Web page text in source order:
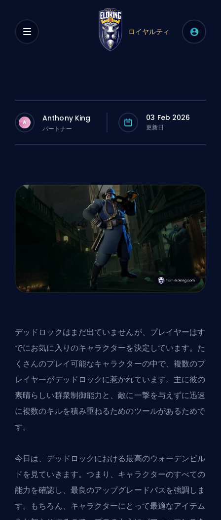
ロイヤルティ
A Anthony King
パートナー
03 Feb 2026
更新日
デッドロックはまだ出ていませんが、プレイヤーはす
でにお気に入りのキャラクターを決定しています。た
くさんのプレイ可能なキャラクターの中で、複数のプ
レイヤーがデッドロックに惹かれています。主に彼の
素晴らしい群衆制御能力と、敵に一撃を与えずに迅速
に複数のキルを積み重ねるためのツールがあるためで
す。
今日は、デッドロックにおける最高のウォーデンビル
ドを見ていきます。つまり、キャラクターのすべての
能力を確認し、最良のアップグレードパスを強調しま
す。もちろん、キャラクターにとって最適なアイテム